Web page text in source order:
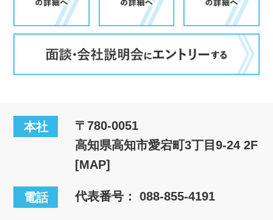
本社
〒780-0051
高知県高知市愛宕町3丁目9-24 2F
[MAP]
電話 代表番号：088-855-4191